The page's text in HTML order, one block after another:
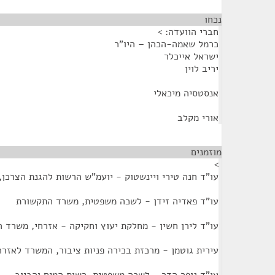
נכחו
חברי הוועדה: >
כרמל שאמה-הכהן – היו"ר
ישראל אייכלר
יריב לוין
אנסטסיה מיכאלי
אורי מקלב
מוזמנים
>
עו"ד חנה טירי ויינשטוק - יועמ"ש הרשות להגנת
עו"ד פאדיה זידן - לשכה משפטית, משרד התקשורת
עו"ד לירן חשין - מחלקת יעוץ וחקיקה - אזרחי, משרד
עירית גוטמן - מרכזת בכירה פניות ציבור, המשרד